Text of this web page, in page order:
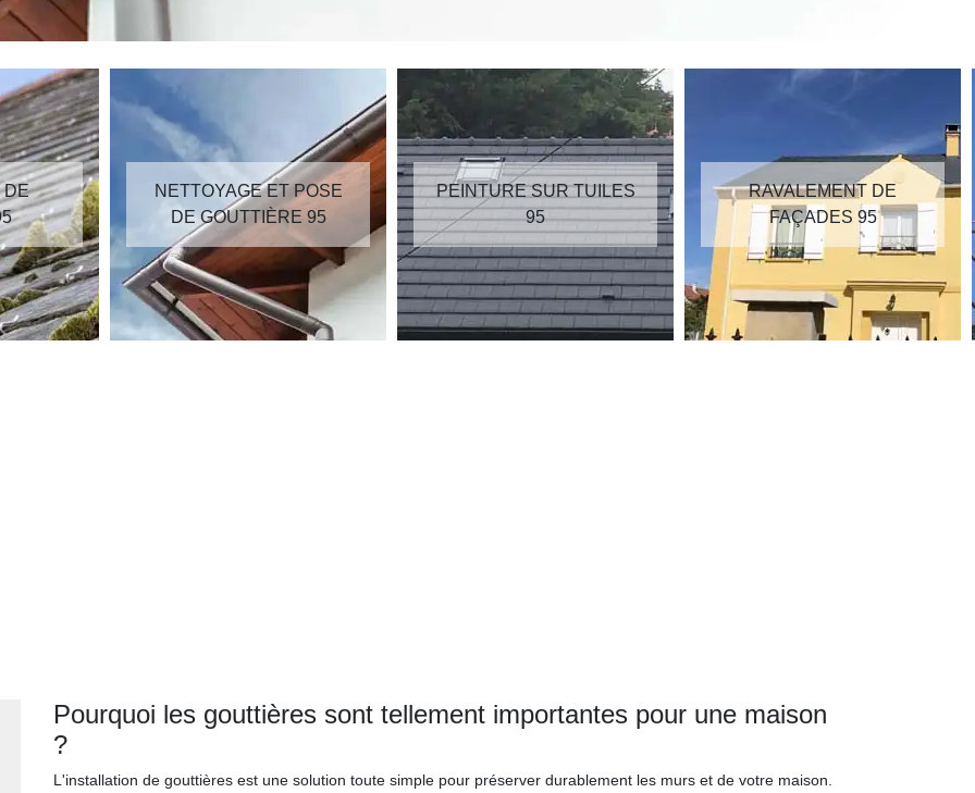
ET POSE
95
PEINTURE SUR TUILES
95
RAVALEMENT DE
FAÇADES 95
RÉPARATION DE
TOITURE 95
Pourquoi les gouttières sont tellement importantes pour une maison
?
L'installation de gouttières est une solution toute simple pour préserver durablement les murs et de votre maison.